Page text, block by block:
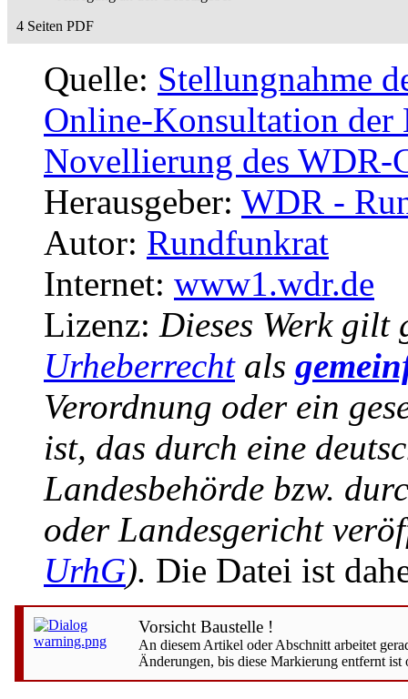
4 Seiten PDF
Quelle: Stellungnahme
Online-Konsultation der
Novellierung des WDR-
Herausgeber: WDR -
Autor: Rundfunkrat
Internet: www1.wdr.de
Lizenz: Dieses Werk gilt
Urheberrechtals
Verordnung oder ein
ist, das durch eine
Landesbehörde bzw.
oder Landesgericht
UrhG). Die Datei ist
Vorsicht Baustelle !
An diesem Artikel oder Abschnitt arbeitet
Änderungen, bis diese Markierung entfernt